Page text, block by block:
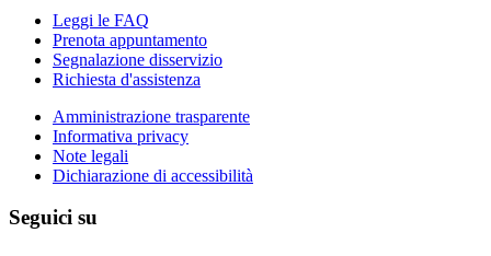
Leggi le FAQ
Prenota appuntamento
Segnalazione disservizio
Richiesta d'assistenza
Amministrazione trasparente
Informativa privacy
Note legali
Dichiarazione di accessibilità
Seguici su